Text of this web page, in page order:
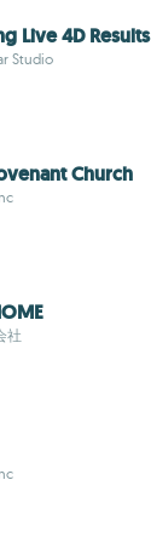
Live 4D Results
Studio
Church
社